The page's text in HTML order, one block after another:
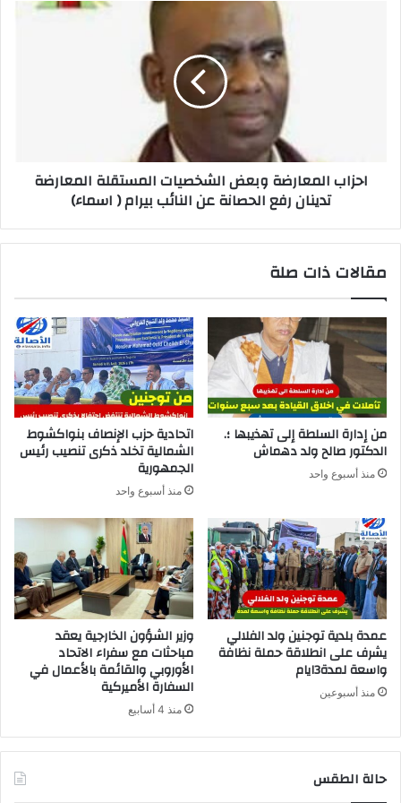
احزاب المعارضة وبعض الشخصيات المستقلة المعارضة
تدينان رفع الحصانة عن النائب بيرام ( اسماء)
مقالات ذات صلة
من إدارة السلطة إلى تهذيبها ؛.
الدكتور صالح ولد دهماش
منذ أسبوع واحد
اتحادية حزب الإنصاف بنواكشوط
الشمالية تخلد ذكرى تنصيب رئيس
الجمهورية
منذ أسبوع واحد
عمدة بلدية توجنين ولد الفلالي
يشرف على انطلاقة حملة نظافة
واسعة لمدة3ايام
منذ أسبوعين
وزير الشؤون الخارجية يعقد
مباحثات مع سفراء الاتحاد
الأوروبي والقائمة بالأعمال في
السفارة الأميركية
منذ 4 أسابيع
حالة الطقس